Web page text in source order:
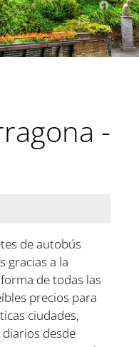
-
de autobús
gracias a la
de todas las
precios para
ciudades,
desde